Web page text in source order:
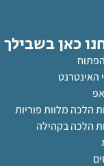
כאן בשבילך
האינטרנט
הלכה מלוות פוריות
הלכה בקהילה